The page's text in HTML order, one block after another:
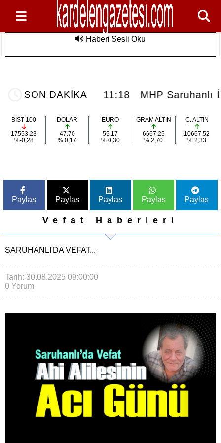
Haberi Sesli Oku
SON DAKİKA
Etkinliği 11:18 MHP Saruhanlı
BIST 100
17553,23
%-0,28
DOLAR
47,70
% 0,17
EURO
55,17
% 0,30
GRAM ALTIN
6667,25
% 2,70
Ç. ALTIN
10667,52
% 2,33
Paylas Paylas Paylas Paylas Paylas
Vefat Haberleri
SARUHANLI'DA VEFAT...
Tarih: 30.08.2025 09:00:00
0 Yorum